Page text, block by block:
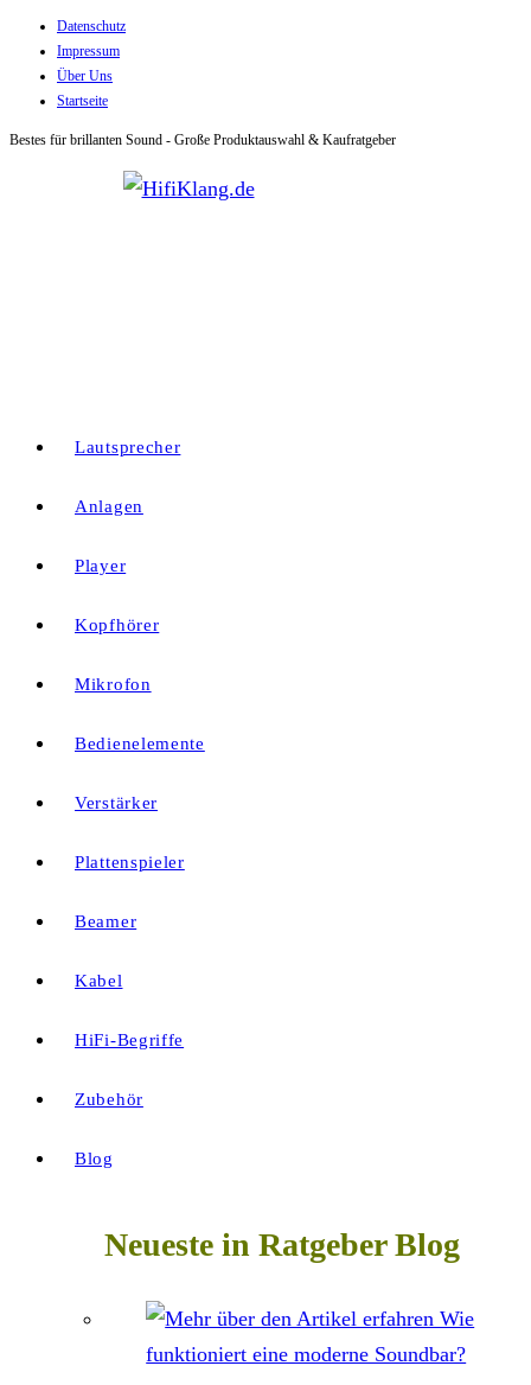
Zum
Inhalt
springen
Datenschutz
Impressum
Über Uns
Startseite
Bestes für brillanten Sound - Große Produktauswahl & Kaufratgeber
Lautsprecher
Anlagen
Player
Kopfhörer
Mikrofon
Bedienelemente
Verstärker
Plattenspieler
Beamer
Kabel
HiFi-Begriffe
Zubehör
Blog
Neueste in Ratgeber Blog